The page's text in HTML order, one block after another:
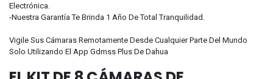
Electrónica.
-Nuestra Garantía Te Brinda 1 Año De Total Tranquilidad.
Vigile Sus Cámaras Remotamente Desde Cualquier Parte Del Mundo
Solo Utilizando El App Gdmss Plus De Dahua